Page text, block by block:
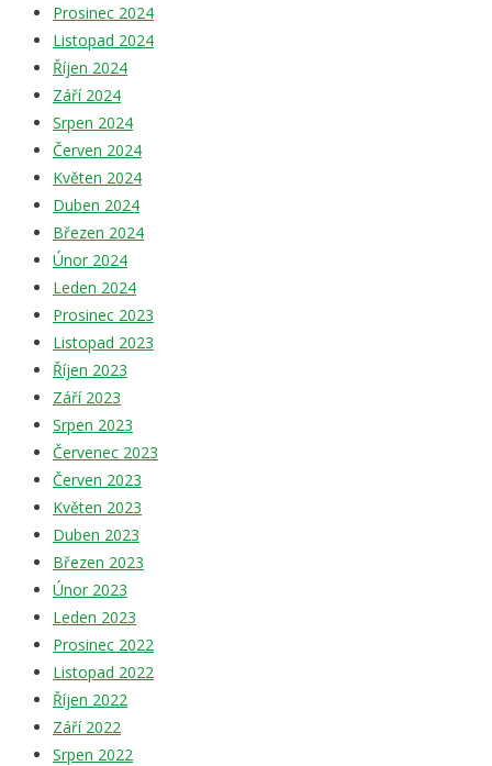
Prosinec 2024
Listopad 2024
Říjen 2024
Září 2024
Srpen 2024
Červen 2024
Květen 2024
Duben 2024
Březen 2024
Únor 2024
Leden 2024
Prosinec 2023
Listopad 2023
Říjen 2023
Září 2023
Srpen 2023
Červenec 2023
Červen 2023
Květen 2023
Duben 2023
Březen 2023
Únor 2023
Leden 2023
Prosinec 2022
Listopad 2022
Říjen 2022
Září 2022
Srpen 2022